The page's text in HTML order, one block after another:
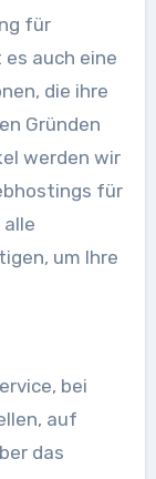
für
auch eine
die ihre
Gründen
werden wir
für
um Ihre
bei
auf
das